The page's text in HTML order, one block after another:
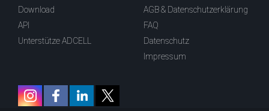
Download
API
Unterstütze ADCELL
AGB & Datenschutzerklärung
FAQ
Datenschutz
Impressum